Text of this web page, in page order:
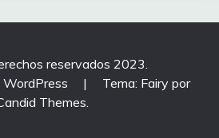
reservados 2023.
WordPress
|
Tema: Fairy por
Themes